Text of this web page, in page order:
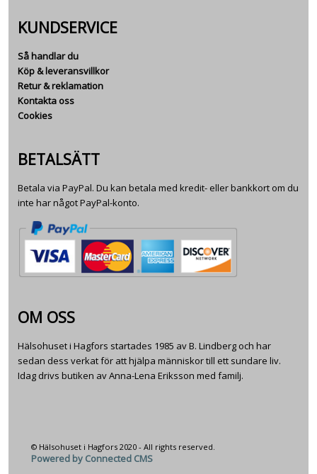
KUNDSERVICE
Så handlar du
Köp & leveransvillkor
Retur & reklamation
Kontakta oss
Cookies
BETALSÄTT
Betala via PayPal. Du kan betala med kredit- eller bankkort om du
inte har något PayPal-konto.
OM OSS
Hälsohuset i Hagfors startades 1985 av B. Lindberg och har
sedan dess verkat för att hjälpa människor till ett sundare liv.
Idag drivs butiken av Anna-Lena Eriksson med familj.
© Hälsohuset i Hagfors 2020 - All rights reserved.
Powered by Connected CMS